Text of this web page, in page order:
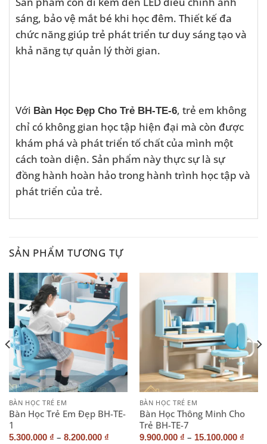
sáng, bảo vệ mắt bé khi học đêm. Thiết kế đa
chức năng giúp trẻ phát triển tư duy sáng tạo và
khả năng tự quản lý thời gian.
Với Bàn Học Đẹp Cho Trẻ BH-TE-6, trẻ em không
chỉ có không gian học tập hiện đại mà còn được
khám phá và phát triển tố chất của mình một
cách toàn diện. Sản phẩm này thực sự là sự
đồng hành hoàn hảo trong hành trình học tập và
phát triển của trẻ.
SẢN PHẨM TƯƠNG TỰ
BÀN HỌC TRẺ EM
Bàn Học Trẻ Em Đẹp BH-TE-
1
5.300.000 ₫ – 8.200.000 ₫
BÀN HỌC TRẺ EM
Bàn Học Thông Minh Cho
Trẻ BH-TE-7
9.900.000 ₫ – 15.100.000 ₫